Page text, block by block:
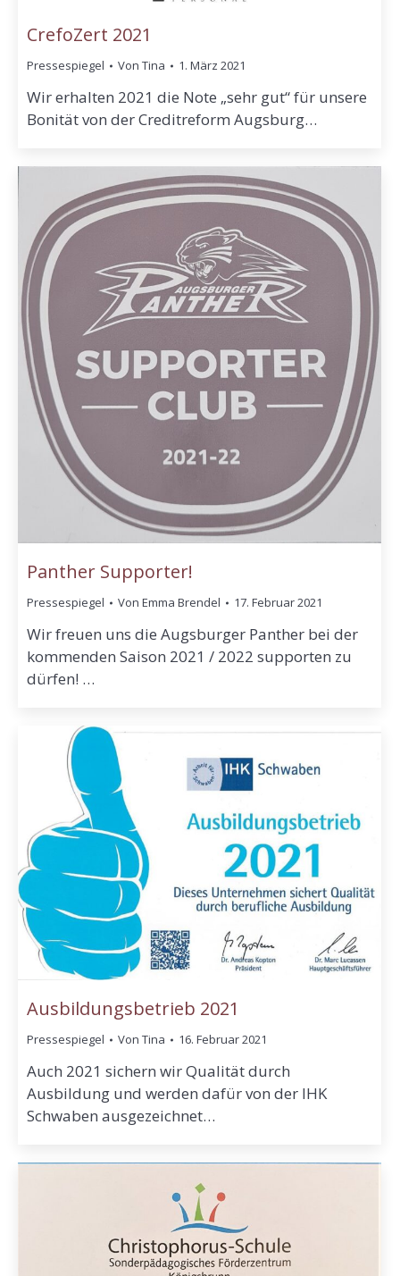
CrefoZert 2021
Pressespiegel Von Tina 1. März 2021
Wir erhalten 2021 die Note „sehr gut“ für unsere
Bonität von der Creditreform Augsburg…
Panther Supporter!
Pressespiegel Von Emma Brendel 17. Februar 2021
Wir freuen uns die Augsburger Panther bei der
kommenden Saison 2021 / 2022 supporten zu
dürfen! …
Ausbildungsbetrieb 2021
Pressespiegel Von Tina 16. Februar 2021
Auch 2021 sichern wir Qualität durch
Ausbildung und werden dafür von der IHK
Schwaben ausgezeichnet…